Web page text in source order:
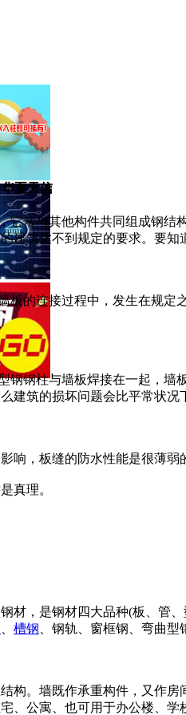
夏天信
它常与其他构件共同组成钢
建筑达不到规定的要求。要
板的连接过程中，发生在规
钢钢柱与墙板焊接在一起，
建筑的损坏问题会比平常状况
响，板缝的防水性能是很薄
真理。
材，是钢材四大品种(板、管
槽钢 、钢轨、窗框钢、弯曲
构。墙既作承重构件，又作房
、公寓、也可用于办公楼、